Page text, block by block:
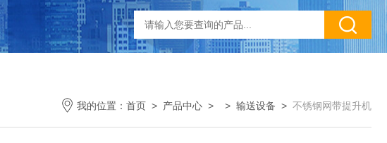
我的位置： 首页 > 产品中心 > > 输送设备 > 不锈钢网带提升机